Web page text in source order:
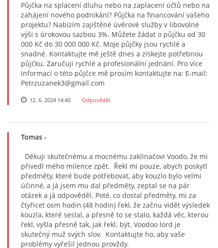
Půjčka na splacení dluhu nebo na zaplacení účtů nebo na
zahájení nového podnikání? Půjčka na financování vašeho
projektu? Nabízím zajištěné úvěrové služby v libovolné
výši s úrokovou sazbou 3%. Můžete žádat o půjčku od 30
000 Kč do 30 000 000 Kč. Moje půjčky jsou rychlé a
snadné. Kontaktujte mě ještě dnes a získejte potřebnou
půjčku. Zaručuji rychlé a profesionální jednání. Pro více
informací o této půjčce mě prosím kontaktujte na: E-mail:
Petrzuzanek3@gmail.com
12. 6. 2024 14:40 Odpovědět
Tomas -
Děkuji skutečnému a mocnému zaklínačovi Voodo, že mi
přivedl mého milence zpět. Řekl mi pouze, abych poskytl
předměty, které bude potřebovat, aby kouzlo bylo velmi
účinné, a já jsem mu dal předměty, zeptal se na pár
otázek a já odpověděl. Poté, co dostal předměty, mi za
čtyřicet osm hodin (48 hodin) řekl, že začnu vidět výsledek
kouzla, které seslal, a přesně to se stalo, každá věc, kterou
řekl, vyšla přesně tak, jak řekl. být. Voodoo lord je
skutečný muž svých slov. Kontaktujte ho, aby vaše
problémy vyřešil jednou provždy.